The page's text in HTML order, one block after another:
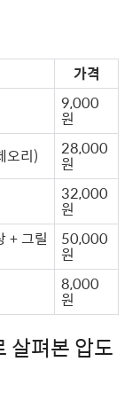
가격
9,000
원
오리)
28,000
원
32,000
원
+ 그릴
50,000
원
8,000
원
살펴본 압도